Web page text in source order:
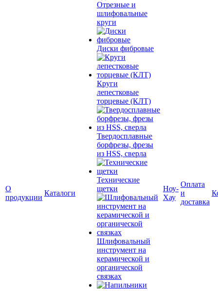
О
продукции
Каталоги
Отрезные и
шлифовальные
круги
Диски фибровые
Круги
лепестковые
торцевые (КЛТ)
Твердосплавные
борфрезы, фрезы
из HSS, сверла
Технические
щетки
Шлифовальный
инструмент на
керамической и
органической
связках
Ноу-
Хау
Оплата
и
доставка